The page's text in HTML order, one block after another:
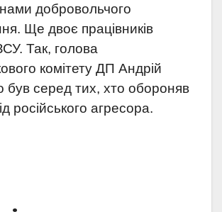
добровольчого
Ще двоє працівників
Так, голова
комітету ДП Андрій
був серед тих, хто обороняв
російського агресора.